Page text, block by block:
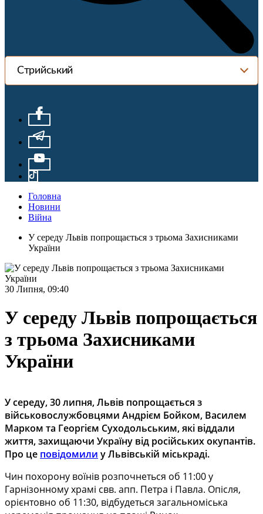
Стрийський
Головна
Новини
Війна
У середу Львів попрощається з трьома Захисниками
України
30 Липня, 09:40
У середу Львів попрощається
з трьома Захисниками
України
У середу, 30 липня, Львів попрощається з
військовослужбовцями Андрієм Бойком, Василем
Марком та Георгієм Суходольським, які віддали
життя, захищаючи Україну від російських окупантів.
Про це повідомили у Львівській міськраді.
Чин похорону воїнів розпочнеться об 11:00 у
Гарнізонному храмі свв. апп. Петра і Павла. Опісля,
орієнтовно об 11:30, відбудеться загальноміська